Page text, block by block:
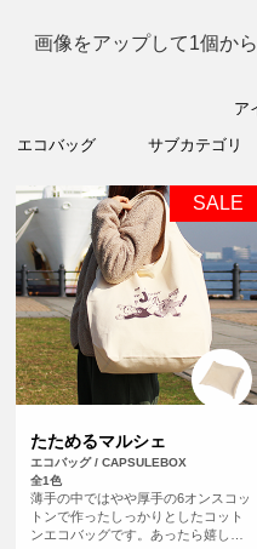
画像をアップして1個か
ア
SALE
たためるマルシェ
エコバッグ / CAPSULEBOX
全1色
薄手の中ではやや厚手の6オンスコッ
トンで作ったしっかりとしたコット
ンエコバッグです。あったら嬉しい